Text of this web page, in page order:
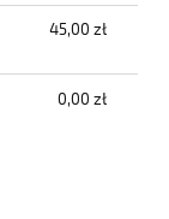
45,00 zł
0,00 zł